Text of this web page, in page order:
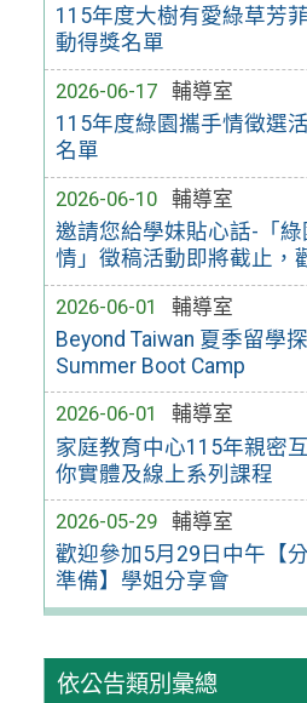
115年度大樹有愛綠草芳
動得獎名單
2026-06-17
輔導室
115年度綠園攜手情徵選
名單
2026-06-10
輔導室
邀請您給學妹貼心話-「綠
情」徵稿活動即將截止，
2026-06-01
輔導室
Beyond Taiwan 夏季留學
Summer Boot Camp
2026-06-01
輔導室
家庭教育中心115年親密
你實體及線上系列課程
2026-05-29
輔導室
歡迎參加5月29日中午【
準備】學姐分享會
依公告類別彙總